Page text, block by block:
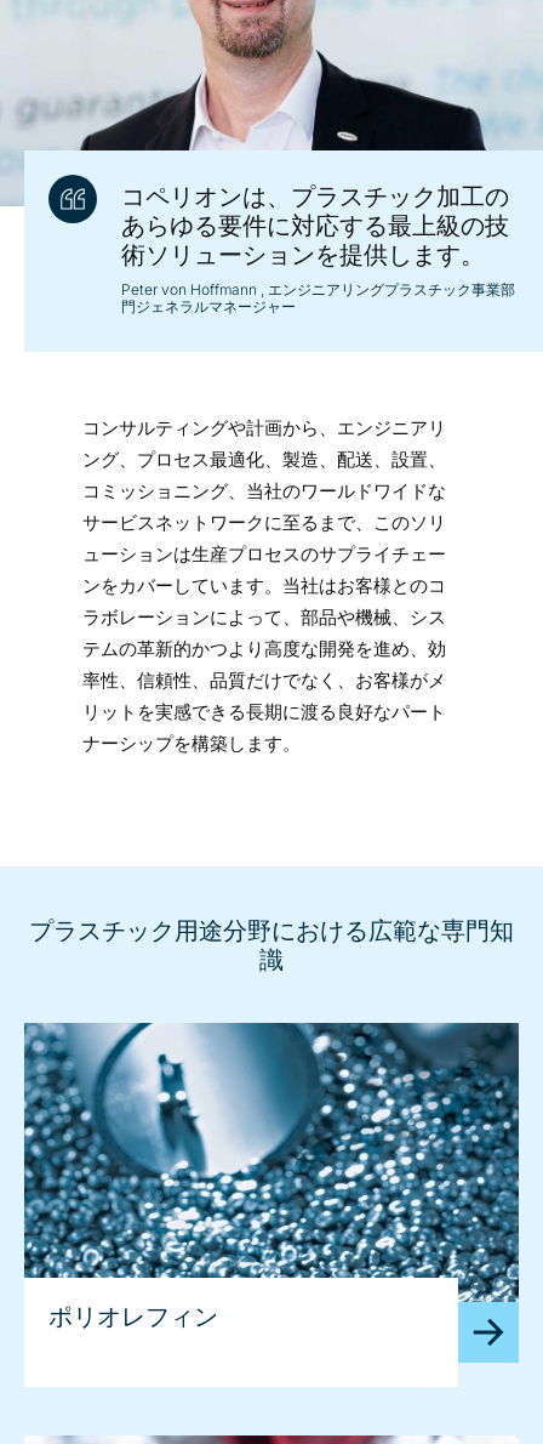
コペリオンは、プラスチック加工の
あらゆる要件に対応する最上級の技
術ソリューションを提供します。
Peter von Hoffmann , エンジニアリングプラスチック事業部
門ジェネラルマネージャー
コンサルティングや計画から、エンジニアリ
ング、プロセス最適化、製造、配送、設置、
コミッショニング、当社のワールドワイドな
サービスネットワークに至るまで、このソリ
ューションは生産プロセスのサプライチェー
ンをカバーしています。当社はお客様とのコ
ラボレーションによって、部品や機械、シス
テムの革新的かつより高度な開発を進め、効
率性、信頼性、品質だけでなく、お客様がメ
リットを実感できる長期に渡る良好なパート
ナーシップを構築します。
プラスチック用途分野における広範な専門知
識
ポリオレフィン